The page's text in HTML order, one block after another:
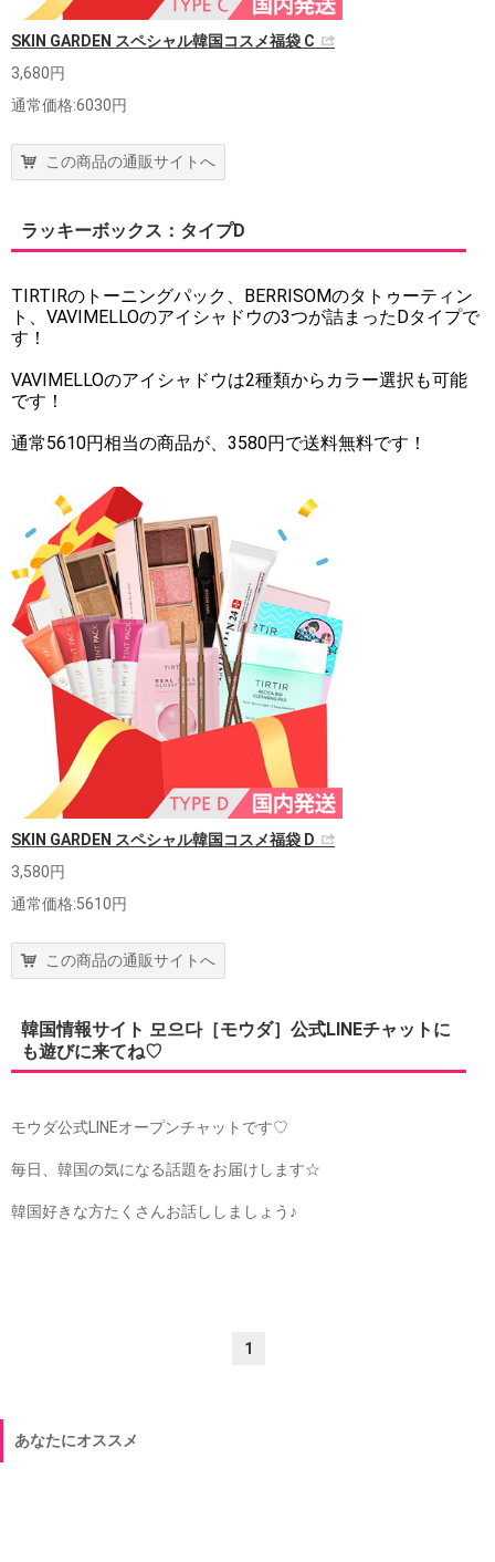
SKIN GARDEN スペシャル韓国コスメ福袋 C
3,680円
通常価格:6030円
この商品の通販サイトへ
ラッキーボックス：タイプD
TIRTIRのトーニングパック、BERRISOMのタトゥーティン
ト、VAVIMELLOのアイシャドウの3つが詰まったDタイプで
す！
VAVIMELLOのアイシャドウは2種類からカラー選択も可能
です！
通常5610円相当の商品が、3580円で送料無料です！
SKIN GARDEN スペシャル韓国コスメ福袋 D
3,580円
通常価格:5610円
この商品の通販サイトへ
韓国情報サイト 모으다［モウダ］公式LINEチャットに
も遊びに来てね♡
モウダ公式LINEオープンチャットです♡
毎日、韓国の気になる話題をお届けします☆
韓国好きな方たくさんお話ししましょう♪
1
あなたにオススメ